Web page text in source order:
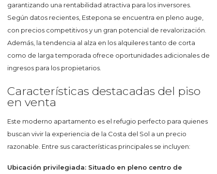
garantizando una rentabilidad atractiva para los inversores.
Según datos recientes, Estepona se encuentra en pleno auge,
con precios competitivos y un gran potencial de revalorización.
Además, la tendencia al alza en los alquileres tanto de corta
como de larga temporada ofrece oportunidades adicionales de
ingresos para los propietarios.
Características destacadas del piso
en venta
Este moderno apartamento es el refugio perfecto para quienes
buscan vivir la experiencia de la Costa del Sol a un precio
razonable. Entre sus características principales se incluyen:
Ubicación privilegiada: Situado en pleno centro de